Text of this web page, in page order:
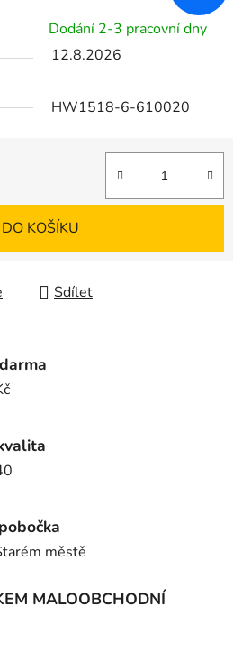
Dodání 2-3 pracovní dny
12.8.2026
HW1518-6-610020
DO KOŠÍKU
Sdílet
městě
MALOOBCHODNÍ